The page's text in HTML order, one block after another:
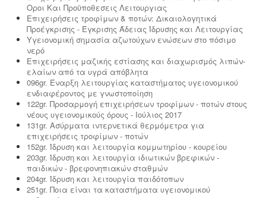
Οροι Και Προϋποθεσεις Λειτουργιας
Επιχειρήσεις τροφίμων & ποτών: Δικαιολογητικά
Προέγκρισης - Έγκρισης Άδειας Ίδρυσης και Λειτουργίας
Υγειονομική σημασία αζωτούχων ενώσεων στο πόσιμο
νερό
Επιχειρήσεις μαζικής εστίασης και διαχωρισμός λιπών-
ελαίων από τα υγρά απόβλητα
096gr. Έναρξη λειτουργίας καταστήματος υγειονομικού
ενδιαφέροντος με γνωστοποίηση
122gr. Προσαρμογή επιχειρήσεων τροφίμων - ποτών στους
νέους υγειονομικούς όρους - Ιούλιος 2017
131gr. Ασύρματα ιντερνετικά θερμόμετρα για
επιχειρήσεις τροφίμων - ποτών
152gr. Ίδρυση και λειτουργία κομμωτηρίου - κουρείου
203gr. Ίδρυση και λειτουργία ιδιωτικών βρεφικών -
παιδικών - βρεφονηπιακών σταθμών
204gr. Ίδρυση και λειτουργία παιδότοπων
251gr. Ποια είναι τα καταστήματα υγειονομικού